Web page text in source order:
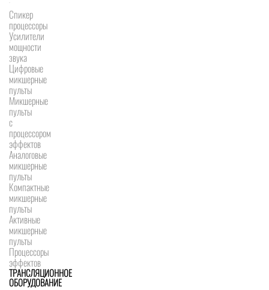
Спикер
процессоры
Усилители
мощности
звука
Цифровые
микшерные
пульты
Микшерные
пульты
с
процессором
эффектов
Аналоговые
микшерные
пульты
Компактные
микшерные
пульты
Активные
микшерные
пульты
Процессоры
эффектов
ТРАНСЛЯЦИОННОЕ
ОБОРУДОВАНИЕ